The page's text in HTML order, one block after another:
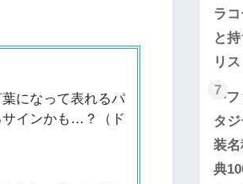
になって表れるパ
サインかも…？（ド
7